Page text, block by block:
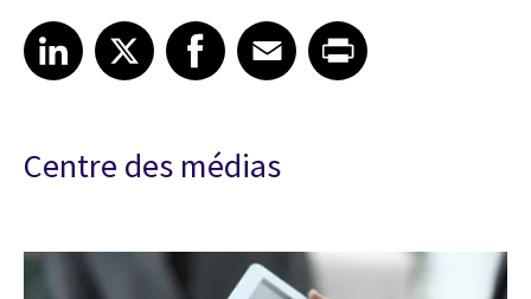
Share article on LinkedIn
LinkedIn
Share article on XShare article on Facebook
Facebook
Share article on Email
EmailShare article on Print
Centre des médias